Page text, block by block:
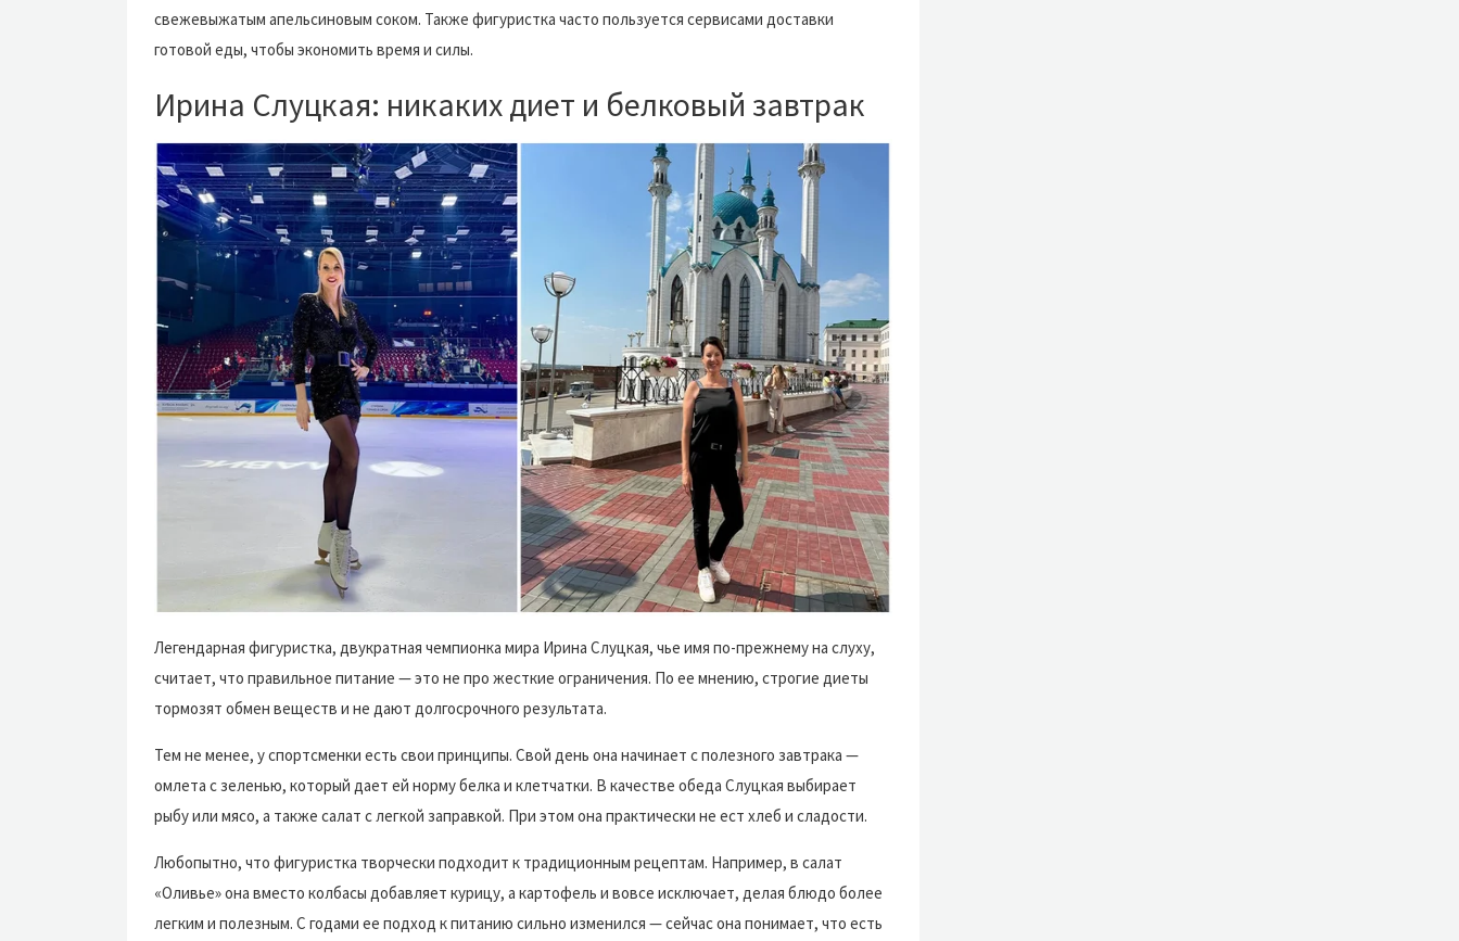
свежевыжатым апельсиновым соком. Также фигуристка часто пользуется сервисами доставки
готовой еды, чтобы экономить время и силы.
Ирина Слуцкая: никаких диет и белковый завтрак
Легендарная фигуристка, двукратная чемпионка мира Ирина Слуцкая, чье имя по-прежнему на слуху,
считает, что правильное питание — это не про жесткие ограничения. По ее мнению, строгие диеты
тормозят обмен веществ и не дают долгосрочного результата.
Тем не менее, у спортсменки есть свои принципы. Свой день она начинает с полезного завтрака —
омлета с зеленью, который дает ей норму белка и клетчатки. В качестве обеда Слуцкая выбирает
рыбу или мясо, а также салат с легкой заправкой. При этом она практически не ест хлеб и сладости.
Любопытно, что фигуристка творчески подходит к традиционным рецептам. Например, в салат
«Оливье» она вместо колбасы добавляет курицу, а картофель и вовсе исключает, делая блюдо более
легким и полезным. С годами ее подход к питанию сильно изменился — сейчас она понимает, что есть